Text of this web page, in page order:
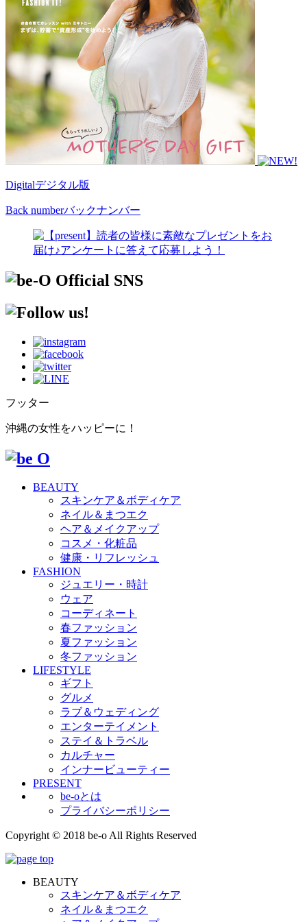
Digitalデジタル版
Back numberバックナンバー
フッター
沖縄の女性をハッピーに！
BEAUTY
スキンケア＆ボディケア
ネイル＆まつエク
ヘア＆メイクアップ
コスメ・化粧品
健康・リフレッシュ
FASHION
ジュエリー・時計
ウェア
コーディネート
春ファッション
夏ファッション
冬ファッション
LIFESTYLE
ギフト
グルメ
ラブ＆ウェディング
エンターテイメント
ステイ＆トラベル
カルチャー
インナービューティー
PRESENT
be-oとは
プライバシーポリシー
Copyright © 2018 be-o All Rights Reserved
BEAUTY
スキンケア＆ボディケア
ネイル＆まつエク